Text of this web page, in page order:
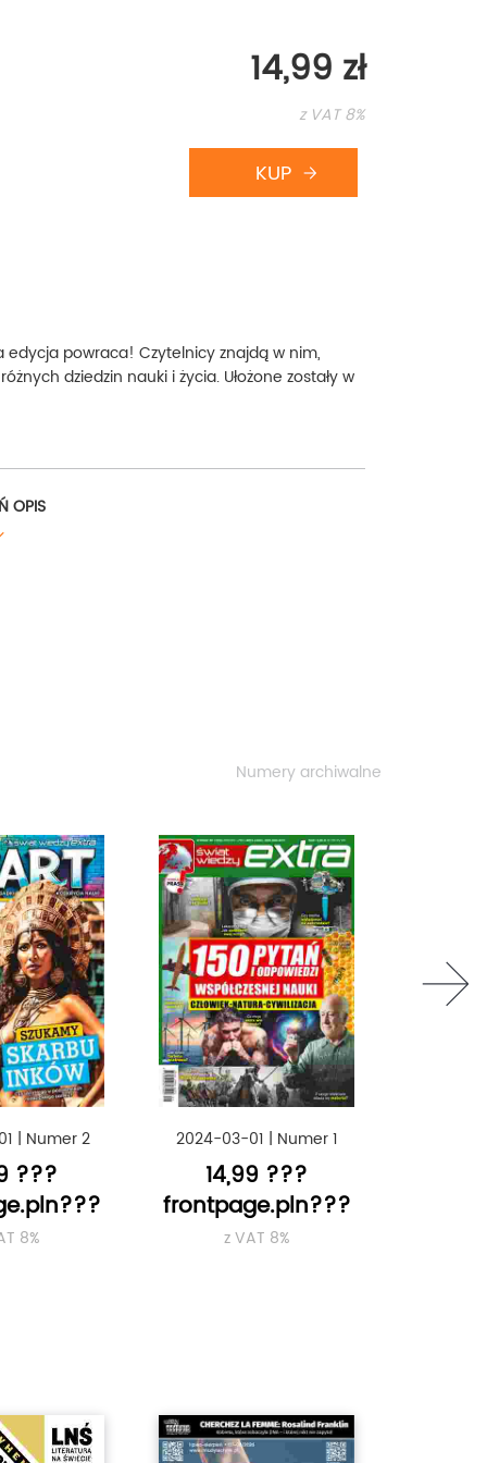
14,99 zł
z VAT 8%
edycja powraca! Czytelnicy znajdą w nim,
dziedzin nauki i życia. Ułożone zostały w
OPIS
Numery archiwalne
| Numer 2
???
8%
2024-03-01 | Numer 1
14,99 ???
frontpage.pln???
z VAT 8%
next